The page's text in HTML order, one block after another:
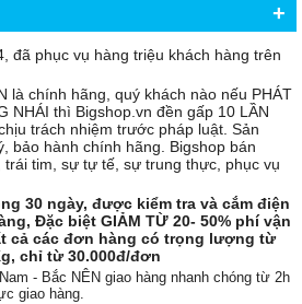
+
đã phục vụ hàng triệu khách hàng trên
là chính hãng, quý khách nào nếu PHÁT
NHÁI thì Bigshop.vn đền gấp 10 LẦN
trách nhiệm trước pháp luật. Sản
bảo hành chính hãng. Bigshop bán
trái tim, sự tự tế, sự trung thực, phục vụ
30 ngày, được kiểm tra và cắm điện
Đặc biệt GIẢM TỪ 20- 50% phí vận
cả các đơn hàng có trọng lượng từ
chỉ từ 30.000đ/đơn
- Bắc NÊN giao hàng nhanh chóng từ 2h
giao hàng.